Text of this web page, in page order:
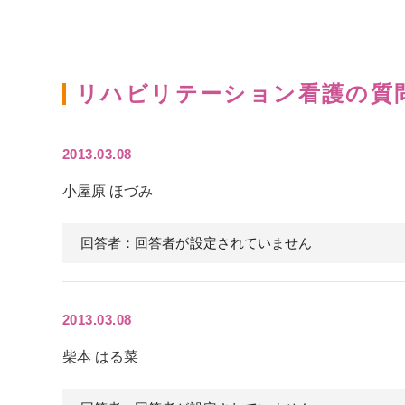
リハビリテーション看護の質
2013.03.08
小屋原 ほづみ
回答者：回答者が設定されていません
2013.03.08
柴本 はる菜